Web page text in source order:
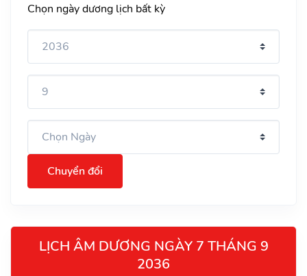
Chọn ngày dương lịch bất kỳ
Chuyển đổi
LỊCH ÂM DƯƠNG NGÀY 7 THÁNG 9
2036